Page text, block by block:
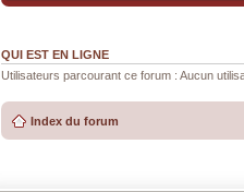
QUI EST EN LIGNE
Utilisateurs parcourant ce forum : Aucun
Index du forum